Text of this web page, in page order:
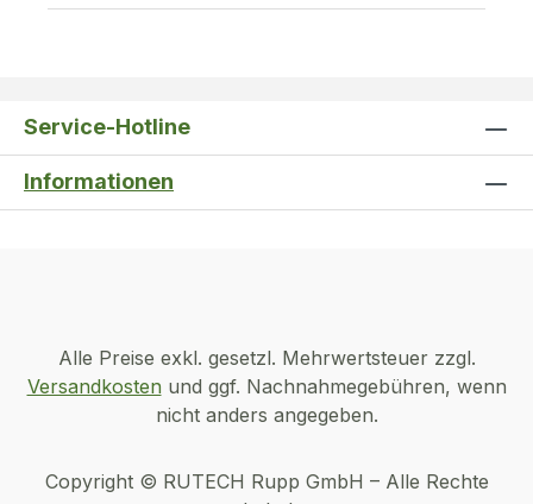
Service-Hotline
Informationen
Alle Preise exkl. gesetzl. Mehrwertsteuer zzgl.
Versandkosten und ggf. Nachnahmegebühren, wenn
nicht anders angegeben.
Copyright © RUTECH Rupp GmbH – Alle Rechte